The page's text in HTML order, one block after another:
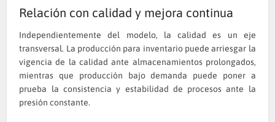
Relación con calidad y mejora continua
Independientemente del modelo, la calidad es un eje
transversal. La producción para inventario puede arriesgar la
vigencia de la calidad ante almacenamientos prolongados,
mientras que producción bajo demanda puede poner a
prueba la consistencia y estabilidad de procesos ante la
presión constante.